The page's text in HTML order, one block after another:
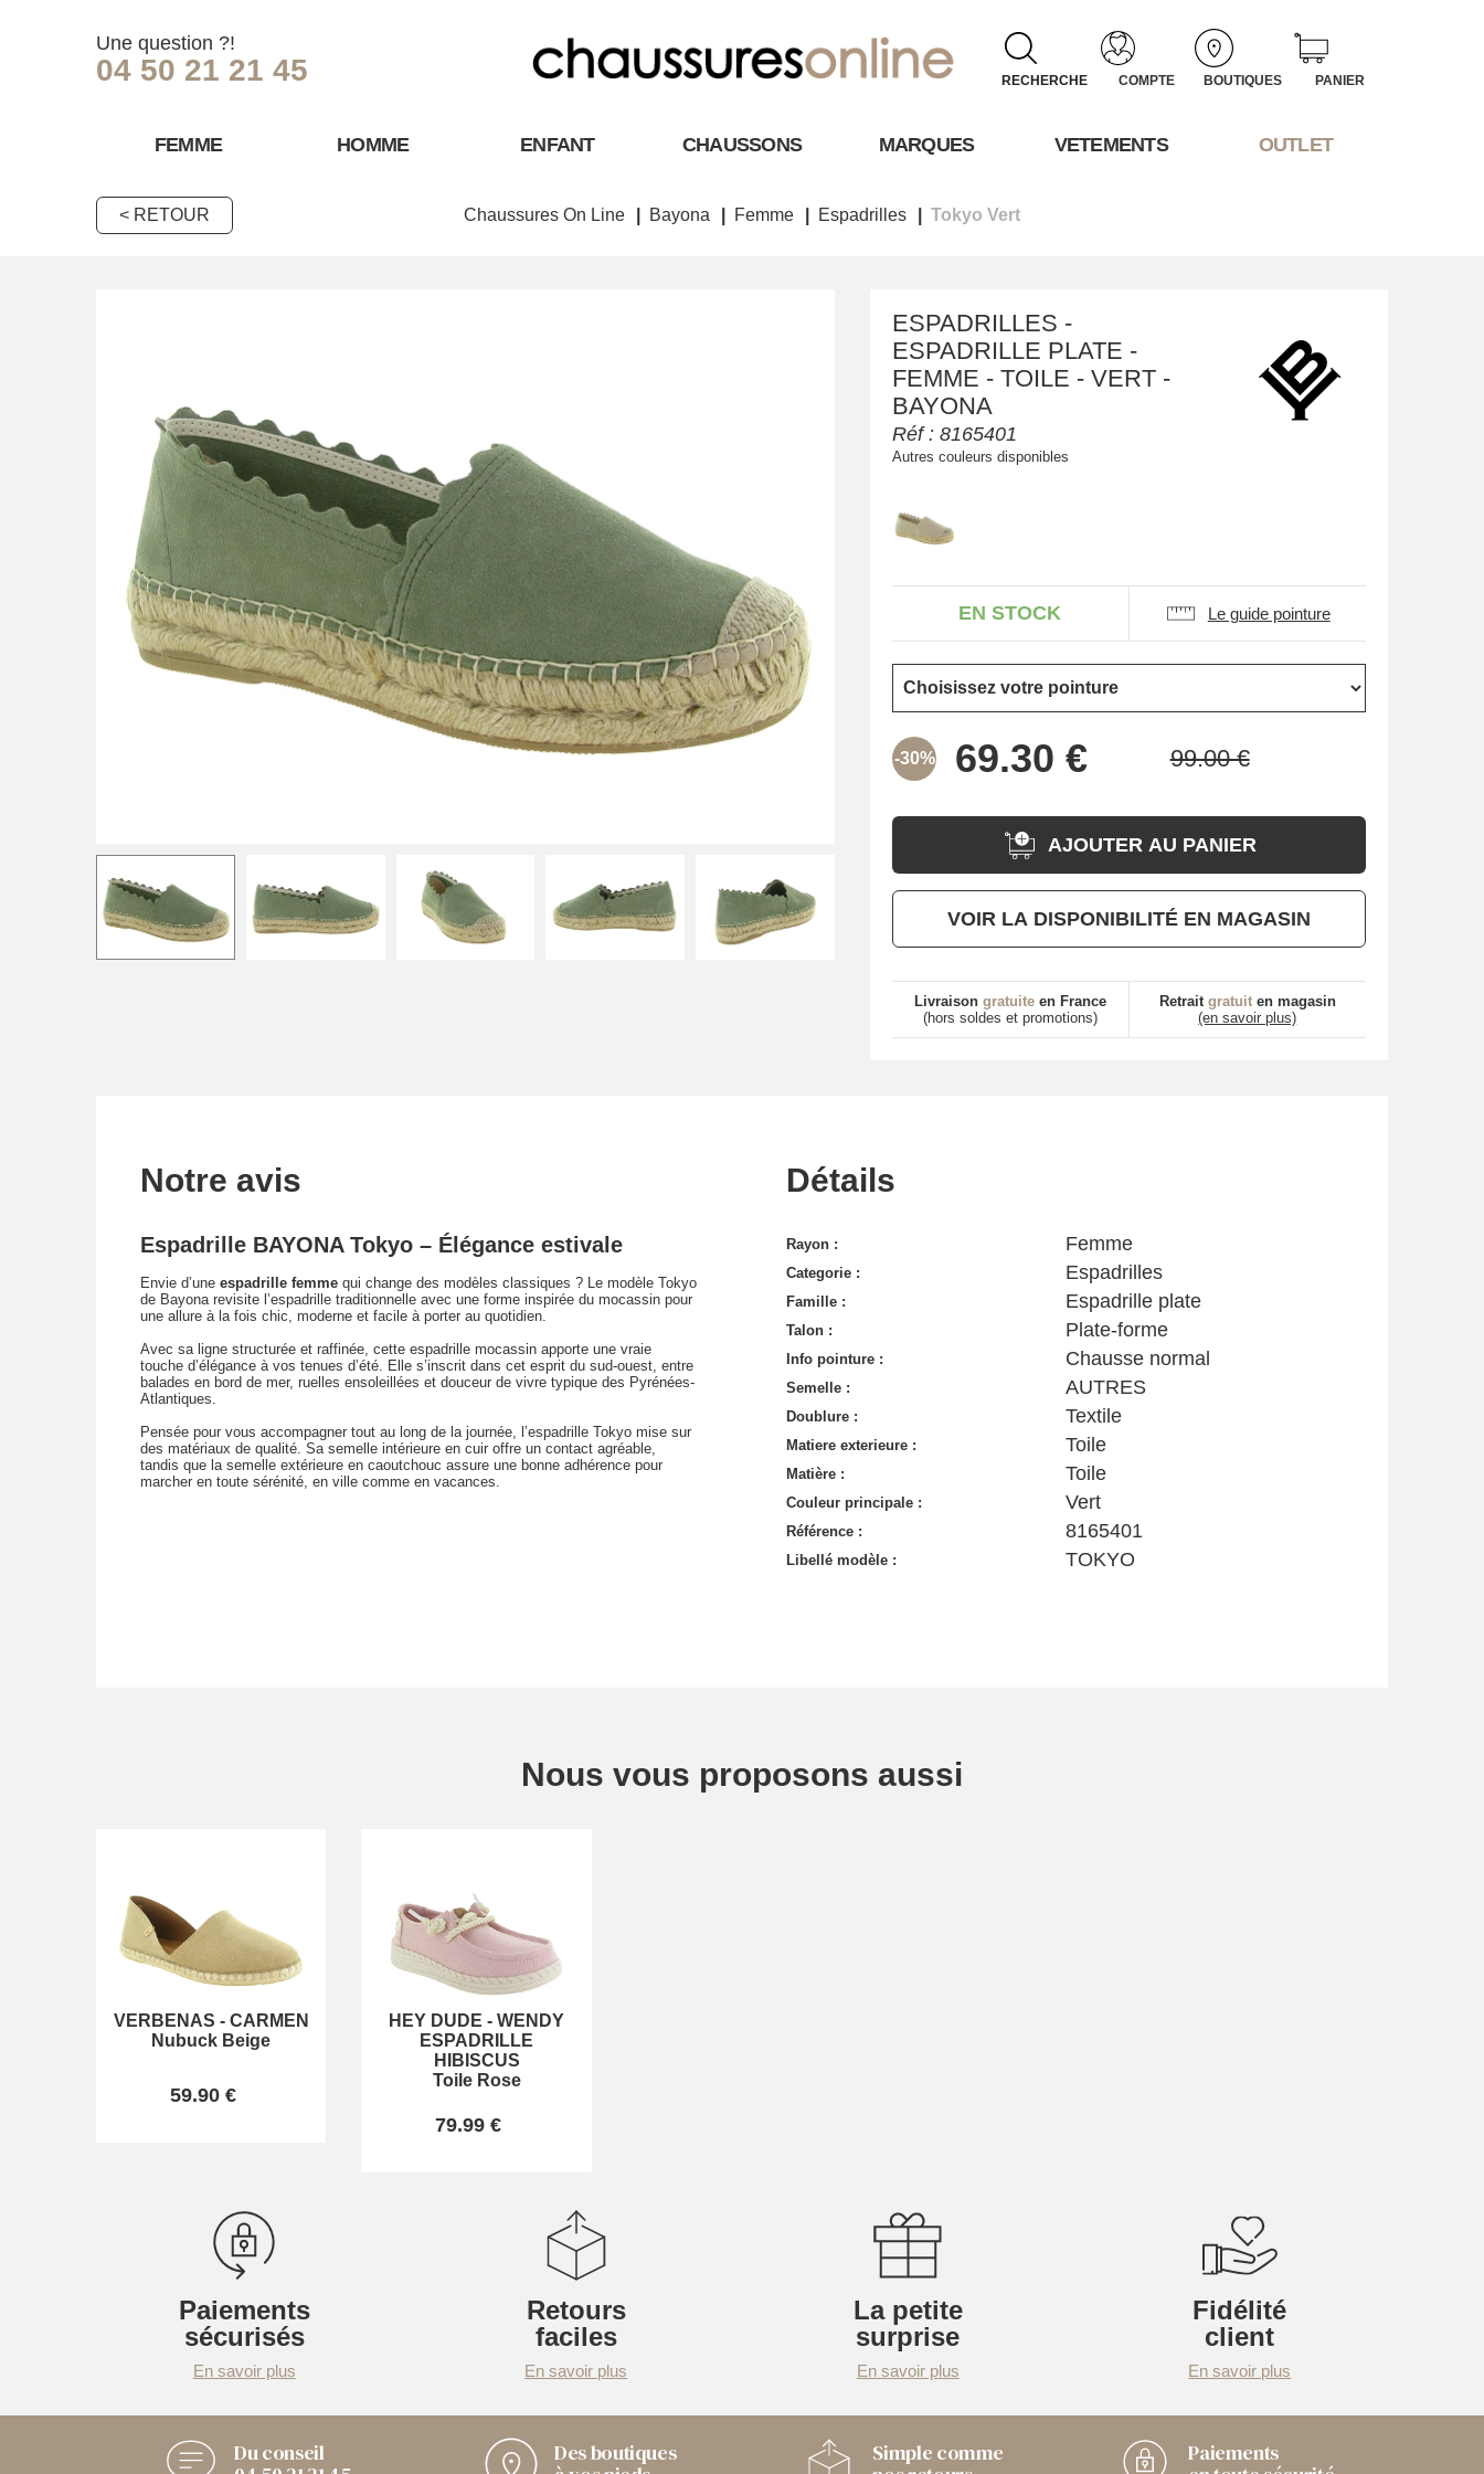
Une question ?!
04 50 21 21 45 RECHERCHE COMPTE BOUTIQUES PANIER
FEMME HOMME ENFANT CHAUSSONS MARQUES VETEMENTS OUTLET
< RETOUR Chaussures On Line Bayona Femme Espadrilles Tokyo Vert
ESPADRILLES -
ESPADRILLE PLATE -
FEMME - TOILE - VERT -
BAYONA
Réf :8165401
Autres couleurs disponibles
EN STOCK Le guide pointure
-30%
AJOUTER AU PANIER
VOIR LA DISPONIBILITÉ EN MAGASIN
Livraison gratuiteen France
(hors soldes et promotions)
Retrait gratuiten magasin
(en savoir plus)
Notre avis
Espadrille BAYONA Tokyo – Élégance estivale
Envie d’une espadrille femme qui change des modèles classiques ? Le modèle Tokyo
de Bayona revisite l’espadrille traditionnelle avec une forme inspirée du mocassin pour
une allure à la fois chic, moderne et facile à porter au quotidien.
Avec sa ligne structurée et raffinée, cette espadrille mocassin apporte une vraie
touche d’élégance à vos tenues d’été. Elle s’inscrit dans cet esprit du sud-ouest, entre
balades en bord de mer, ruelles ensoleillées et douceur de vivre typique des Pyrénées-
Atlantiques.
Pensée pour vous accompagner tout au long de la journée, l’espadrille Tokyo mise sur
des matériaux de qualité. Sa semelle intérieure en cuir offre un contact agréable,
tandis que la semelle extérieure en caoutchouc assure une bonne adhérence pour
marcher en toute sérénité, en ville comme en vacances.
Détails
Rayon : Femme
Categorie : Espadrilles
Famille : Espadrille plate
Talon : Plate-forme
Info pointure : Chausse normal
Semelle : AUTRES
Doublure : Textile
Matiere exterieure : Toile
Matière : Toile
Couleur principale : Vert
Référence : 8165401
Libellé modèle : TOKYO
Nous vous proposons aussi
VERBENAS - CARMEN
Nubuck Beige
59.90 €
HEY DUDE -WENDY
ESPADRILLE
HIBISCUS
Toile Rose
79.99 €
Paiements
sécurisés
En savoir plus
Retours
faciles
En savoir plus
La petite
surprise
En savoir plus
Fidélité
client
En savoir plus
Du conseil
Des boutiques
Simple comme
Paiements